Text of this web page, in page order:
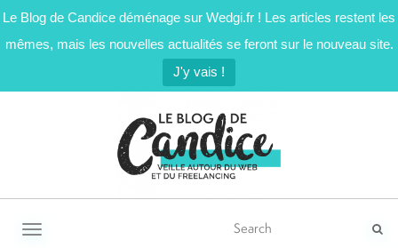
Le Blog de Candice déménage sur Wedgi.fr ! Les articles restent les
mêmes, mais les nouvelles actualités se feront sur le nouveau site.
J'y vais !
Activer/désactiver la navigation